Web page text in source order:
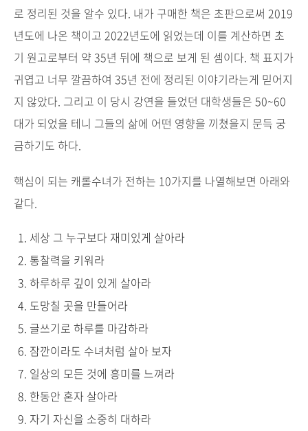
로 정리된 것을 알수 있다. 내가 구매한 책은 초판으로써 2019
년도에 나온 책이고 2022년도에 읽었는데 이를 계산하면 초
기 원고로부터 약 35년 뒤에 책으로 보게 된 셈이다. 책 표지가
귀엽고 너무 깔끔하여 35년 전에 정리된 이야기라는게 믿어지
지 않았다. 그리고 이 당시 강연을 들었던 대학생들은 50~60
대가 되었을 테니 그들의 삶에 어떤 영향을 끼쳤을지 문득 궁
금하기도 하다.
핵심이 되는 캐롤수녀가 전하는 10가지를 나열해보면 아래와
같다.
세상 그 누구보다 재미있게 살아라
통찰력을 키워라
하루하루 깊이 있게 살아라
도망칠 곳을 만들어라
글쓰기로 하루를 마감하라
잠깐이라도 수녀처럼 살아 보자
일상의 모든 것에 흥미를 느껴라
한동안 혼자 살아라
자기 자신을 소중히 대하라